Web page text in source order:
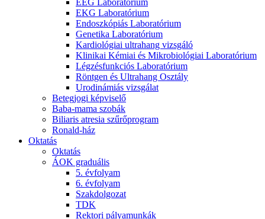
EKG Laboratórium
Endoszkópiás Laboratórium
Genetika Laboratórium
Kardiológiai ultrahang vizsgáló
Klinikai Kémiai és Mikrobiológiai Laboratórium
Légzésfunkciós Laboratórium
Röntgen és Ultrahang Osztály
Urodinámiás vizsgálat
Betegjogi képviselő
Baba-mama szobák
Biliaris atresia szűrőprogram
Ronald-ház
Oktatás
Oktatás
ÁOK graduális
5. évfolyam
6. évfolyam
Szakdolgozat
TDK
Rektori pályamunkák